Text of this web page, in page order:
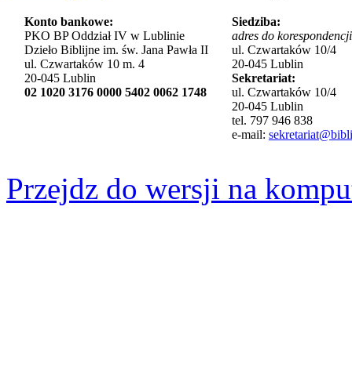
Konto bankowe:
PKO BP Oddział IV w Lublinie
Dzieło Biblijne im. św. Jana Pawła II
ul. Czwartaków 10 m. 4
20-045 Lublin
02 1020 3176 0000 5402 0062 1748
Siedziba:
adres do
ul. Czwartaków 10/4
20-045 Lublin
Sekretariat:
ul. Czwartaków 10/4
20-045 Lublin
tel. 797 946 838
e-mail:
Przejdz do wersji na